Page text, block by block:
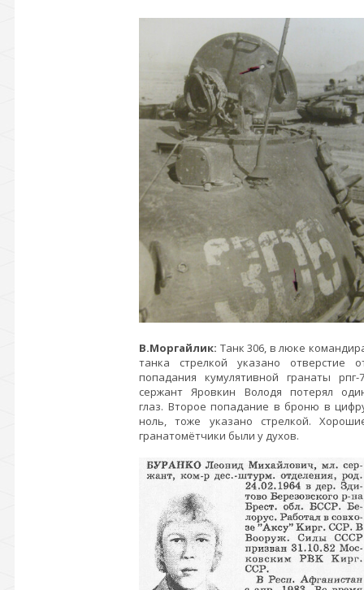
В.Моргайлик: Танк 306, в люке
танка стрелкой указано отверстие
попадания кумулятивной гранаты рпг-
сержант Яровкин Володя потерял
глаз. Второе попадание в броню в
ноль, тоже указано стрелкой.
гранатомётчики были у духов.